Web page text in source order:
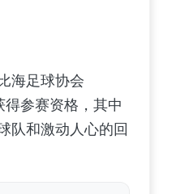
海足球协会
得参赛资格，其中
队和激动人心的回